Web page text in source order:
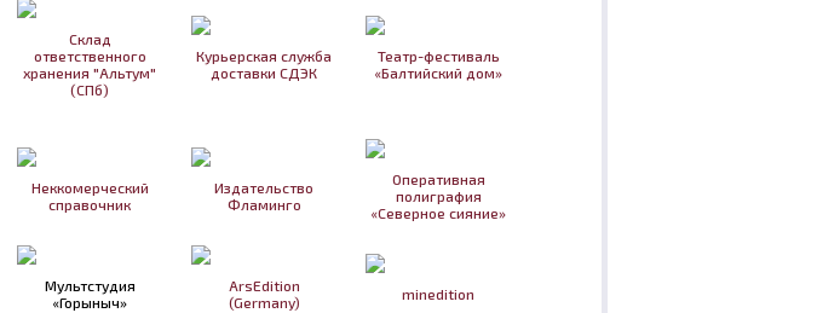
Склад
ответственного
хранения "Альтум"
(СПб)
Курьерская служба
доставки СДЭК
Театр-фестиваль
«Балтийский дом»
Неккомерческий
справочник
Издательство
Фламинго
Оперативная
полиграфия
«Северное сияние»
Мультстудия
«Горыныч»
ArsEdition
(Germany)
minedition